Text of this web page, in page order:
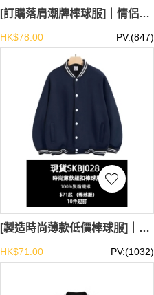
[訂購落肩潮牌棒球服]｜情侶純色便宜棒球褸｜現貨主推潮流棒球服 ZZD703-TS-SKBJ030
HK$78.00 PV:(847)
[製造時尚薄款低價棒球服]｜男女同款｜現貨主推紐扣棒球服 300#-TS-SKBJ028
HK$71.00 PV:(1032)